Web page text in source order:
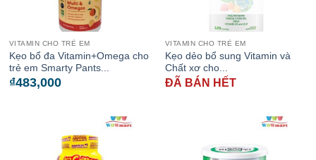
VITAMIN CHO TRẺ EM
Kẹo bổ đa Vitamin+Omega cho
trẻ em Smarty Pants...
₫483,000
VITAMIN CHO TRẺ EM
Kẹo dẻo bổ sung Vitamin và
Chất xơ cho...
ĐÃ BÁN HẾT